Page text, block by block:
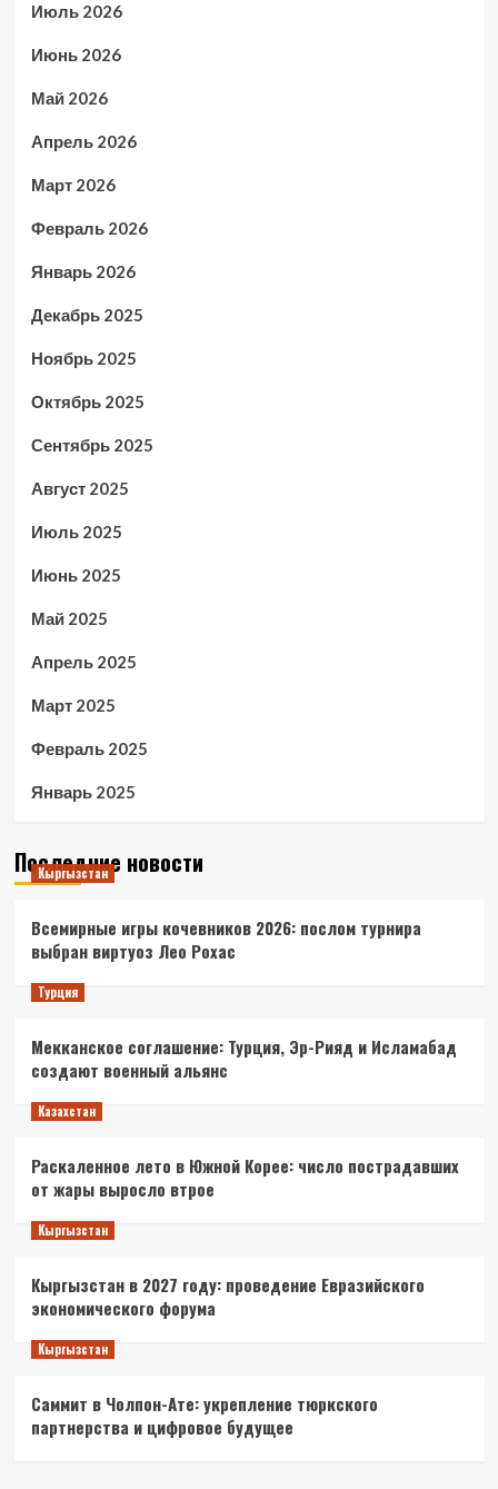
Июль 2026
Июнь 2026
Май 2026
Апрель 2026
Март 2026
Февраль 2026
Январь 2026
Декабрь 2025
Ноябрь 2025
Октябрь 2025
Сентябрь 2025
Август 2025
Июль 2025
Июнь 2025
Май 2025
Апрель 2025
Март 2025
Февраль 2025
Январь 2025
Последние новости
Кыргызстан
Всемирные игры кочевников 2026: послом турнира
выбран виртуоз Лео Рохас
Турция
Мекканское соглашение: Турция, Эр-Рияд и Исламабад
создают военный альянс
Казахстан
Раскаленное лето в Южной Корее: число пострадавших
от жары выросло втрое
Кыргызстан
Кыргызстан в 2027 году: проведение Евразийского
экономического форума
Кыргызстан
Саммит в Чолпон-Ате: укрепление тюркского
партнерства и цифровое будущее